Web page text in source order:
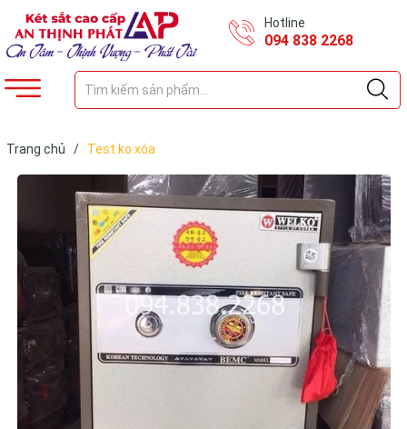
Hotline
094 838 2268
Trang chủ / Test ko xóa